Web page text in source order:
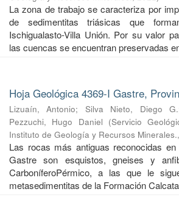
La zona de trabajo se caracteriza por
de sedimentitas triásicas que
Ischigualasto-Villa Unión. Por su valor
las cuencas se encuentran preservadas
Hoja Geológica 4369-I Gastre,
Lizuaín, Antonio; Silva Nieto, Diego G.
Pezzuchi, Hugo Daniel (Servicio
Instituto de Geología y Recursos Minerales.,
Las rocas más antiguas reconocidas
Gastre son esquistos, gneises y
CarboníferoPérmico, a las que le
metasedimentitas de la Formación